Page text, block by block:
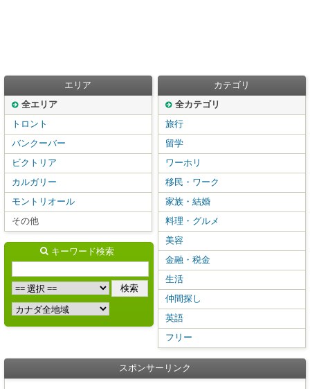
エリア
全エリア
トロント
バンクーバー
ビクトリア
カルガリー
モントリオール
その他
カテゴリ
全カテゴリ
旅行
留学
ワーホリ
移民・ワーク
家族・結婚
料理・グルメ
美容
金融・税金
生活
仲間探し
英語
フリー
キーワード検索
スポンサーリンク